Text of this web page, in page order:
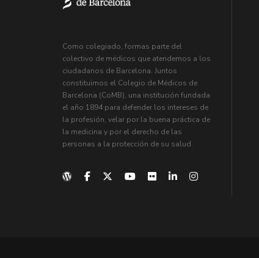
Como colegiado, formas parte del
colectivo de médicos que atendemos a los
ciudadanos de Barcelona. Juntos
constituimos el Colegio de Médicos de
Barcelona (CoMB), una institución fundada
el año 1894 para defender los intereses de
la profesión, velar por la buena práctica de
la medicina y por el derecho de las
personas a la protección de su salud.